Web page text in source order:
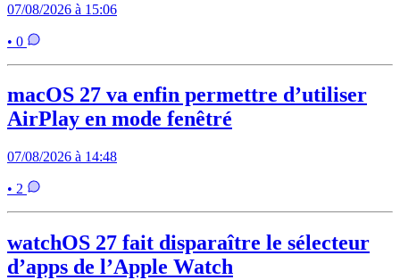
07/08/2026 à 15:06
• 0
macOS 27 va enfin permettre d’utiliser
AirPlay en mode fenêtré
07/08/2026 à 14:48
• 2
watchOS 27 fait disparaître le sélecteur
d’apps de l’Apple Watch